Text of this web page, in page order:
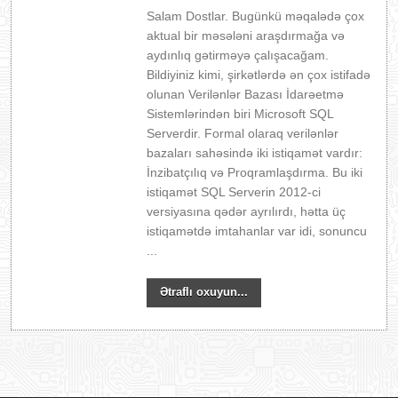
Salam Dostlar. Bugünkü məqalədə çox
aktual bir məsələni araşdırmağa və
aydınlıq gətirməyə çalışacağam.
Bildiyiniz kimi, şirkətlərdə ən çox istifadə
olunan Verilənlər Bazası İdarəetmə
Sistemlərindən biri Microsoft SQL
Serverdir. Formal olaraq verilənlər
bazaları sahəsində iki istiqamət vardır:
İnzibatçılıq və Proqramlaşdırma. Bu iki
istiqamət SQL Serverin 2012-ci
versiyasına qədər ayrılırdı, hətta üç
istiqamətdə imtahanlar var idi, sonuncu
Ətraflı oxuyun...